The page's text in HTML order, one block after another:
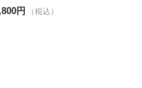
円 （税込）